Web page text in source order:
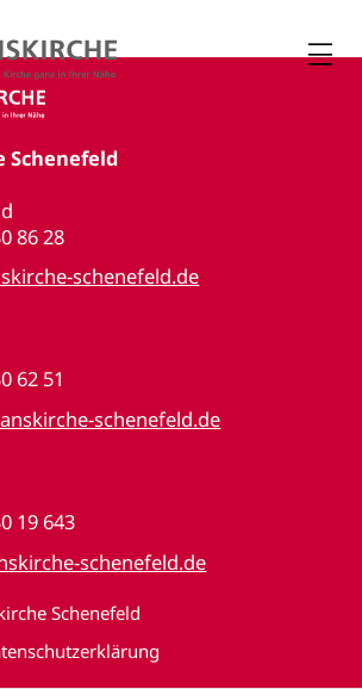

Schenefeld
86 28
schenefeld.de
62 51
schenefeld.de
19 643
schenefeld.de
Schenefeld